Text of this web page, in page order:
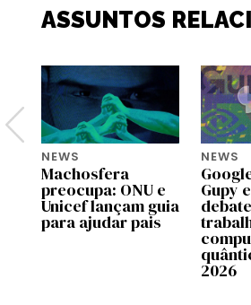
ASSUNTOS
NEWS
Machosfera
preocupa: ONU e
Unicef lançam guia
para ajudar pais
NEWS
Gupy
2026